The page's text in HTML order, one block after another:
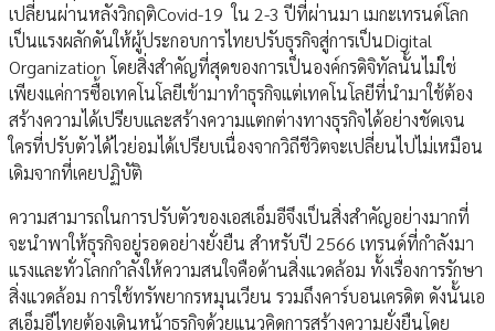
เปลี่ยนผ่านหลังวิกฤติCovid-19 ใน 2-3 ปีที่ผ่านมา เมกะเทรนด์โลก
เป็นแรงผลักดันให้ผู้ประกอบการไทยปรับธุรกิจสู่การเป็นDigital
Organization โดยสิ่งสำคัญที่สุดของการเป็นองค์กรดิจิทัลนั้นไม่ใช่
เพียงแค่การซื้อเทคโนโลยีเข้ามาทำธุรกิจแต่เทคโนโลยีที่นำมาใช้ต้อง
สร้างความได้เปรียบและสร้างความแตกต่างทางธุรกิจได้อย่างชัดเจน
ใครที่ปรับตัวได้ไวย่อมได้เปรียบเนื่องจากวิถีชีวิตจะเปลี่ยนไปไม่เหมือน
เดิมจากที่เคยปฏิบัติ
ความสามารถในการปรับตัวของเอสเอ็มอีจึงเป็นสิ่งสำคัญอย่างมากที่
จะนำพาให้ธุรกิจอยู่รอดอย่างยั่งยืน สำหรับปี 2566 เทรนด์ที่กำลังมา
แรงและทั่วโลกกำลังให้ความสนใจคือด้านสิ่งแวดล้อม ทั้งเรื่องการรักษา
สิ่งแวดล้อม การใช้ทรัพยากรหมุนเวียน รวมถึงคาร์บอนเครดิต ดังนั้นเอ
สเอ็มอีไทยต้องเดินหน้าธุรกิจด้วยแนวคิดการสร้างความยั่งยืนโดย